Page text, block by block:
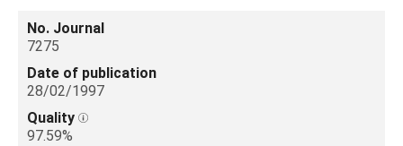
No. Journal
7275
Date of publication
28/02/1997
Quality
97.59%